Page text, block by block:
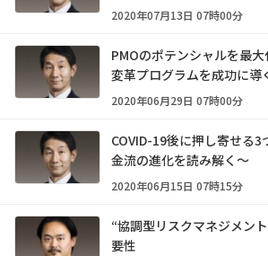
2020年07月13日 07時00分
PMOのポテンシャルを最
変革プログラムを成功に導
2020年06月29日 07時00分
COVID-19後に押し寄せる3
金流の進化を読み解く～
2020年06月15日 07時15分
“協調型リスクマネジメン
要性